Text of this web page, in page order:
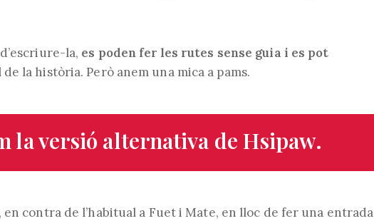
la, es poden fer les rutes sense guia i es pot
de la història. Però anem una mica a pams.
la versió alternativa de Hsipaw.
contra de l’habitual a Fuet i Mate, en lloc de fer una entrada